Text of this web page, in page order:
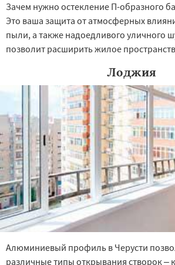
Зачем нужно остекление П-образного
Это ваша защита от атмосферных
пыли, а также надоедливого уличного
позволит расширить жилое
Лоджия
Алюминиевый профиль в Черусти
различные типы открывания створок –